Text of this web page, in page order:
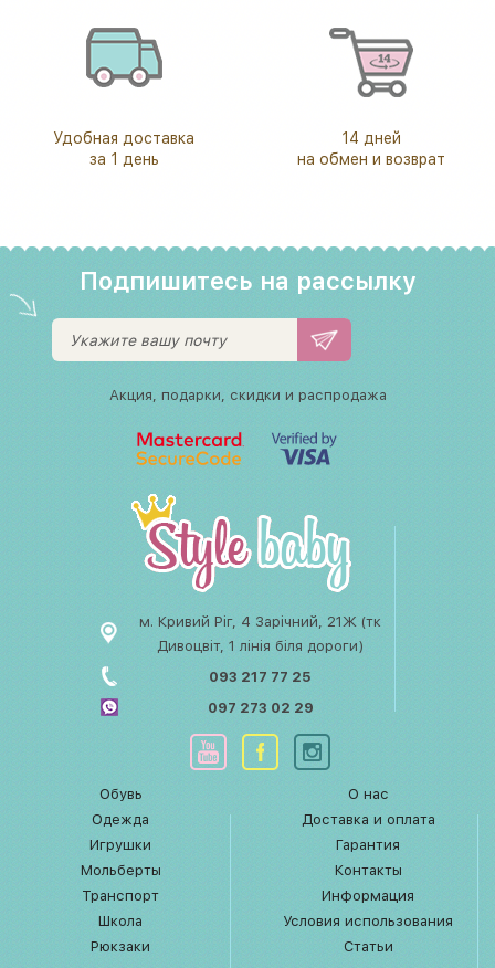
Удобная доставка
за 1 день
14 дней
на обмен и возврат
Подпишитесь на рассылку
Акция, подарки, скидки и распродажа
м. Кривий Ріг, 4 Зарічний, 21Ж (тк
Дивоцвіт, 1 лінія біля дороги)
093 217 77 25
097 273 02 29
Обувь
Одежда
Игрушки
Мольберты
Транспорт
Школа
Рюкзаки
О нас
Доставка и оплата
Гарантия
Контакты
Информация
Условия использования
Статьи